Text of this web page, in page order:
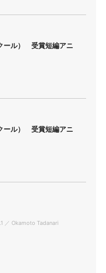
ール） 受賞短編アニ
ール） 受賞短編アニ
／ Okamoto Tadanari